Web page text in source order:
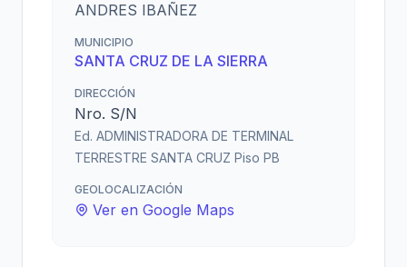
ANDRES IBAÑEZ
MUNICIPIO
SANTA CRUZ DE LA SIERRA
DIRECCIÓN
Nro. S/N
Ed. ADMINISTRADORA DE TERMINAL
TERRESTRE SANTA CRUZ Piso PB
GEOLOCALIZACIÓN
Ver en Google Maps